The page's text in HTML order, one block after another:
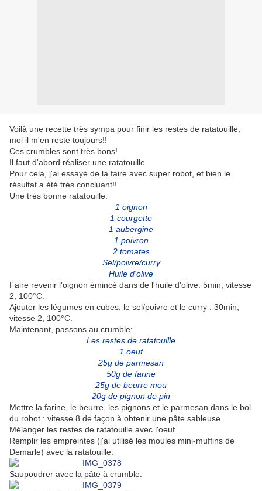
Voilà une recette très sympa pour finir les restes de ratatouille,
moi il m'en reste toujours!!
Ces crumbles sont très bons!
Il faut d'abord réaliser une ratatouille.
Pour cela, j'ai essayé de la faire avec super robot, et bien le
résultat a été très concluant!!
Une très bonne ratatouille.
1 oignon
1 courgette
1 aubergine
1 poivron
2 tomates
Sel/poivre/curry
Huile d'olive
Faire revenir l'oignon émincé dans de l'huile d'olive: 5min, vitesse
2, 100°C.
Ajouter les légumes en cubes, le sel/poivre et le curry : 30min,
vitesse 2, 100°C.
Maintenant, passons au crumble:
Les restes de ratatouille
1 oeuf
25g de parmesan
50g de farine
25g de beurre mou
20g de pignon de pin
Mettre la farine, le beurre, les pignons et le parmesan dans le bol
du robot : vitesse 8 de façon à obtenir une pâte sableuse.
Mélanger les restes de ratatouille avec l'oeuf.
Remplir les empreintes (j'ai utilisé les moules mini-muffins de
Demarle) avec la ratatouille.
Saupoudrer avec la pâte à crumble.